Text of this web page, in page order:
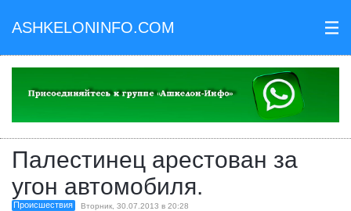
ASHKELONINFO.COM III
Палестинец арестован за
угон автомобиля.
Происшествия Вторник, 30.07.2013 в 20:28